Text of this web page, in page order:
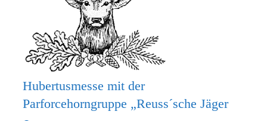
Hubertusmesse mit der
Parforcehorngruppe „Reuss´sche Jäger